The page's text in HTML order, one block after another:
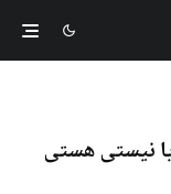
نیستی هستی